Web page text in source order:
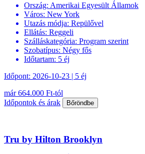
Ország: Amerikai Egyesült Államok
Város: New York
Utazás módja: Repülővel
Ellátás: Reggeli
Szálláskategória: Program szerint
Szobatípus: Négy fős
Időtartam: 5 éj
Időpont: 2026-10-23 | 5 éj
már 664.000 Ft-tól
Időpontok és árak
Bőröndbe
Tru by Hilton Brooklyn